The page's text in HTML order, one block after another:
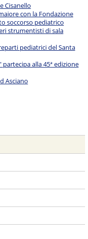
Cisanello
con la Fondazione
soccorso pediatrico
strumentisti di sala
pediatrici del Santa
alla 45ª edizione
Asciano